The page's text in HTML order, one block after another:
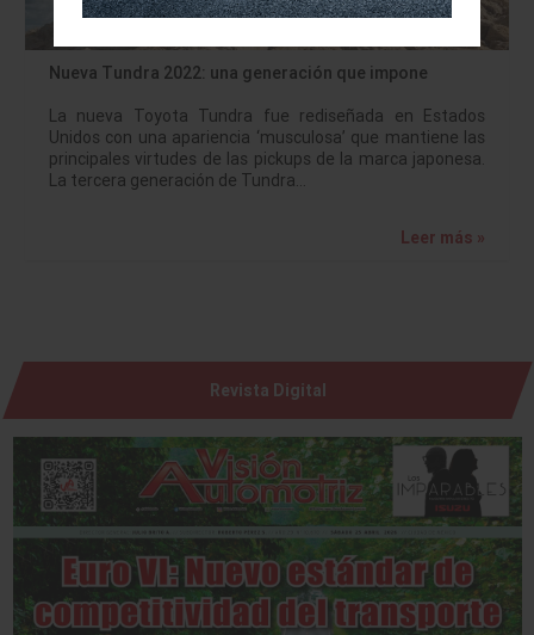
Nueva Tundra 2022: una generación que impone
La nueva Toyota Tundra fue rediseñada en Estados
Unidos con una apariencia ‘musculosa’ que mantiene las
principales virtudes de las pickups de la marca japonesa.
La tercera generación de Tundra…
Leer más »
Revista Digital